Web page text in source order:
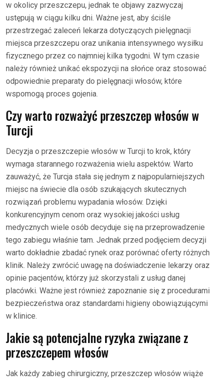
w okolicy przeszczepu, jednak te objawy zazwyczaj
ustępują w ciągu kilku dni. Ważne jest, aby ściśle
przestrzegać zaleceń lekarza dotyczących pielęgnacji
miejsca przeszczepu oraz unikania intensywnego wysiłku
fizycznego przez co najmniej kilka tygodni. W tym czasie
należy również unikać ekspozycji na słońce oraz stosować
odpowiednie preparaty do pielęgnacji włosów, które
wspomogą proces gojenia.
Czy warto rozważyć przeszczep włosów w
Turcji
Decyzja o przeszczepie włosów w Turcji to krok, który
wymaga starannego rozważenia wielu aspektów. Warto
zauważyć, że Turcja stała się jednym z najpopularniejszych
miejsc na świecie dla osób szukających skutecznych
rozwiązań problemu wypadania włosów. Dzięki
konkurencyjnym cenom oraz wysokiej jakości usług
medycznych wiele osób decyduje się na przeprowadzenie
tego zabiegu właśnie tam. Jednak przed podjęciem decyzji
warto dokładnie zbadać rynek oraz porównać oferty różnych
klinik. Należy zwrócić uwagę na doświadczenie lekarzy oraz
opinie pacjentów, którzy już skorzystali z usług danej
placówki. Ważne jest również zapoznanie się z procedurami
bezpieczeństwa oraz standardami higieny obowiązującymi
w klinice.
Jakie są potencjalne ryzyka związane z
przeszczepem włosów
Jak każdy zabieg chirurgiczny, przeszczep włosów wiąże